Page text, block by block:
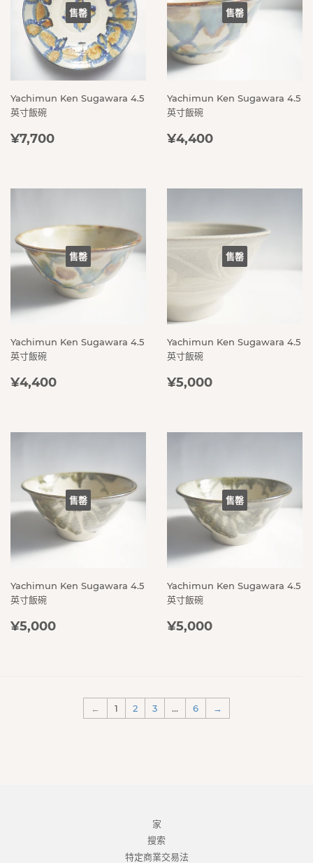
售罄
Yachimun Ken Sugawara 4.5
英寸飯碗
定
¥7,700
售罄
Yachimun Ken Sugawara 4.5
英寸飯碗
定
¥4,400
售罄
Yachimun Ken Sugawara 4.5
英寸飯碗
定
¥4,400
售罄
Yachimun Ken Sugawara 4.5
英寸飯碗
定
¥5,000
售罄
Yachimun Ken Sugawara 4.5
英寸飯碗
定
¥5,000
售罄
Yachimun Ken Sugawara 4.5
英寸飯碗
定
¥5,000
← 1 2 3 … 6 →
家
搜索
特定商業交易法